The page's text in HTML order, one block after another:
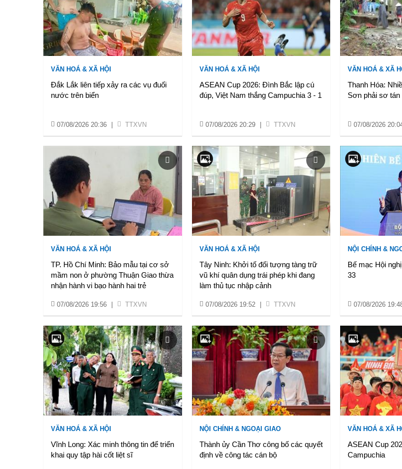
VĂN HOÁ & XÃ HỘI
Đắk Lắk liên tiếp xảy ra các vụ đuối
nước trên biển
07/08/2026 20:36 TTXVN
VĂN HOÁ & XÃ HỘI
ASEAN Cup 2026: Đình Bắc lập cú
đúp, Việt Nam thắng Campuchia 3 - 1
07/08/2026 20:29 TTXVN
VĂN HOÁ & XÃ
Thanh Hóa:
Sơn phải sơ tán
07/08/2026
VĂN HOÁ & XÃ HỘI
TP. Hồ Chí Minh: Bảo mẫu tại cơ sở
mầm non ở phường Thuận Giao thừa
nhận hành vi bạo hành hai trẻ
07/08/2026 19:56 TTXVN
VĂN HOÁ & XÃ HỘI
Tây Ninh: Khởi tố đối tượng tàng trữ
vũ khí quân dụng trái phép khi đang
làm thủ tục nhập cảnh
07/08/2026 19:52 TTXVN
NỘI CHÍNH &
Bế mạc Hội
33
07/08/2026
VĂN HOÁ & XÃ HỘI
Vĩnh Long: Xác minh thông tin để triển
khai quy tập hài cốt liệt sĩ
NỘI CHÍNH & NGOẠI GIAO
Thành ủy Cần Thơ công bố các quyết
định về công tác cán bộ
VĂN HOÁ & XÃ
ASEAN Cup
Campuchia